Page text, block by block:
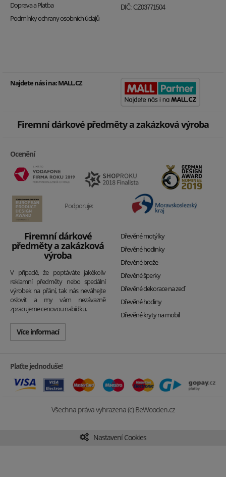
Doprava a Platba
Podmínky ochrany osobních údajů
DIČ: CZ03771504
Najdete nás i na:MALL.CZ
Firemní dárkové předměty a zakázková výroba
Ocenění
Podporuje:
Firemní dárkové
předměty a zakázková
výroba
V případě, že poptáváte jakékoliv
reklamní předměty nebo speciální
výrobek na přání, tak nás neváhejte
oslovit a my vám nezávazně
zpracujeme cenovou nabídku.
Více informací
Dřevěné motýlky
Dřevěné hodinky
Dřevěné brože
Dřevěné šperky
Dřevěné dekorace na zeď
Dřevěné hodiny
Dřevěné kryty na mobil
Plaťte jednoduše!
Všechna práva vyhrazena (c) BeWooden.cz
Nastavení Cookies